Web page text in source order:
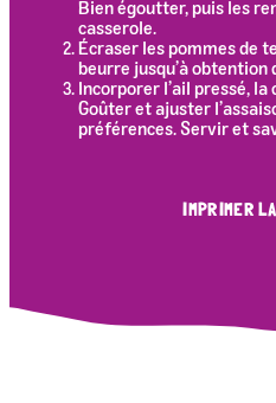
Bien égoutter, puis les
casserole.
Écraser les pommes de
beurre jusqu’à obtention
Incorporer l’ail pressé,
Goûter et ajuster
préférences. Servir et
IMPRIMER